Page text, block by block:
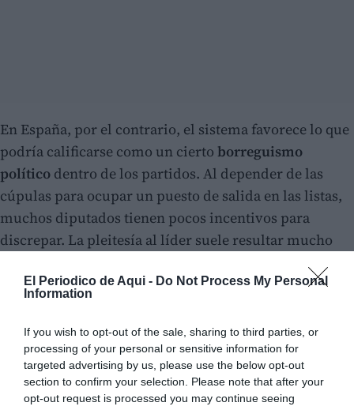
El Periodico de Aqui - Do Not Process My Personal
Information
If you wish to opt-out of the sale, sharing to third parties, or
processing of your personal or sensitive information for
targeted advertising by us, please use the below opt-out
section to confirm your selection. Please note that after your
opt-out request is processed you may continue seeing
En España, por el contrario, el sistema favorece lo que
podría calificarse como un cierto borreguismo
político dentro de los partidos. Al depender de las
cúpulas para ocupar un puesto de salida en las listas,
muchos diputados tienen pocos incentivos para
discrepar. La pleitesía al líder suele resultar mucho
más rentable que la independencia de criterio. El
espíritu crítico se penaliza, la obediencia se
convirtiéndose, con demasiada frecuencia, en
unasumisión casi absoluta. El diputado deja de
responder principalmente ante los ciudadanos y pasa
a responder, sobre todo, ante quien decide su futuro